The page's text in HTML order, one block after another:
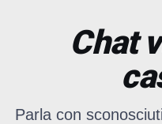
Chat
Parla con